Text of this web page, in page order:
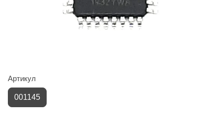
Артикул
001145